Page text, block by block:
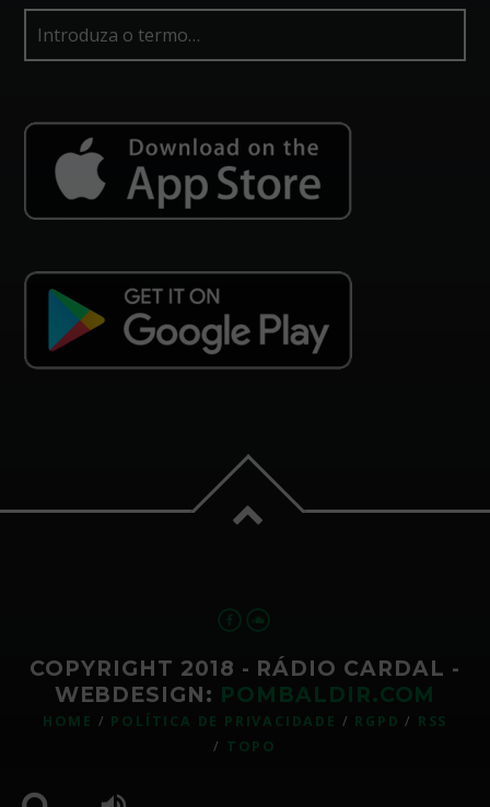
COPYRIGHT 2018 - RÁDIO CARDAL -
WEBDESIGN: POMBALDIR.COM
HOME POLÍTICA DE PRIVACIDADE RGPD
RSS
TOPO